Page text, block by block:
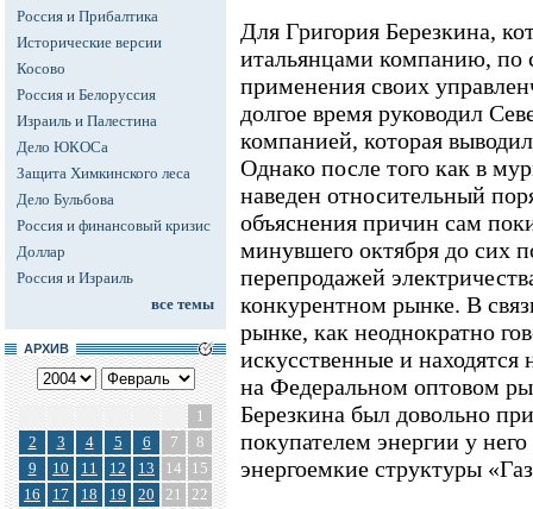
Россия и Прибалтика
Исторические версии
Косово
Россия и Белоруссия
Израиль и Палестина
Дело ЮКОСа
Защита Химкинского леса
Дело Бульбова
Россия и финансовый кризис
Доллар
Россия и Израиль
все темы
АРХИВ
1
2
3 4 5 6 7
8
9
10 11 12 13 14
15
16
17 18 19 20 21
22
Для Григория Березкина,
итальянцами компанию, по
применения своих
долгое время руководил
компанией, которая
Однако после того как в
наведен относительный
объяснения причин сам
минувшего октября до сих
перепродажей
конкурентном рынке. В
рынке, как неоднократно
искусственные и
на Федеральном оптовом
Березкина был довольно
покупателем энергии у
энергоемкие структуры